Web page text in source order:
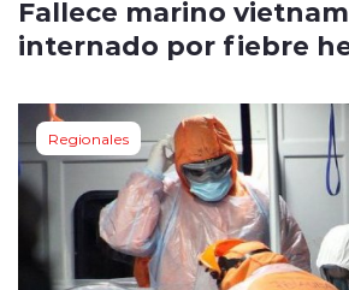
Fallece marino
internado por fiebre
Regionales